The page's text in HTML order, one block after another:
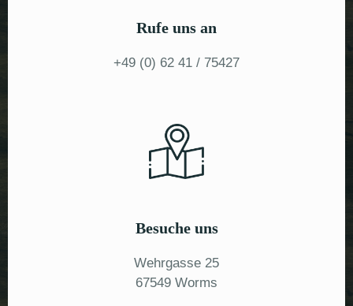
Rufe uns an
+49 (0) 62 41 / 75427
Besuche uns
Wehrgasse 25
67549 Worms